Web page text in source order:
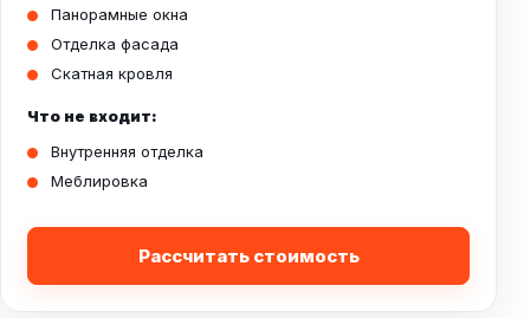
Панорамные окна
Отделка фасада
Скатная кровля
Что не входит:
Внутренняя отделка
Меблировка
Рассчитать стоимость